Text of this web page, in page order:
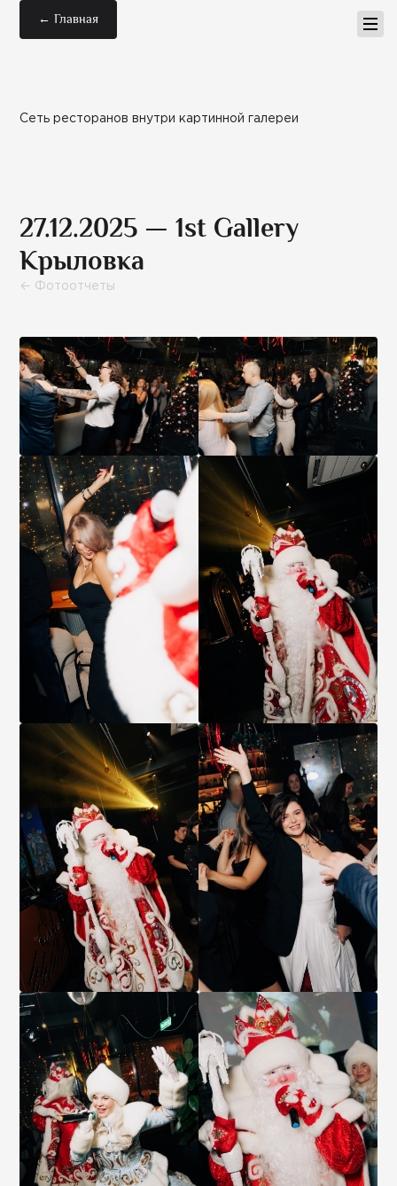
← Главная
Сеть ресторанов внутри картинной галереи
27.12.2025 — 1st Gallery
Крыловка
← Фотоотчеты